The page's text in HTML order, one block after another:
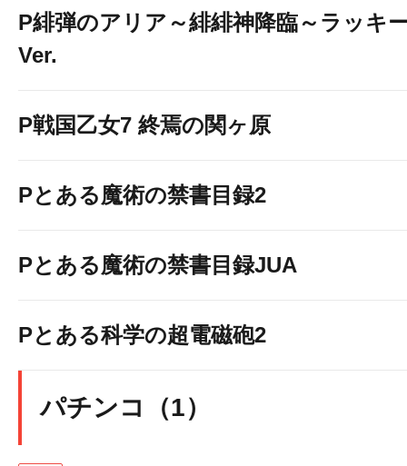
P緋弾のアリア～緋緋神降臨～ラッキ
Ver.
P戦国乙女7 終焉の関ヶ原
Pとある魔術の禁書目録2
Pとある魔術の禁書目録JUA
Pとある科学の超電磁砲2
パチンコ（1）